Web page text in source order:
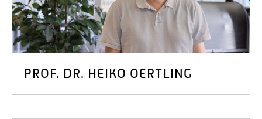
PROF. DR. HEIKO OERTLING